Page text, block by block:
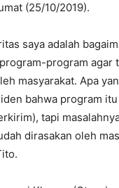
(25/10/2019).
saya adalah
program agar
masyarakat. Apa
bahwa program
tapi
dirasakan oleh